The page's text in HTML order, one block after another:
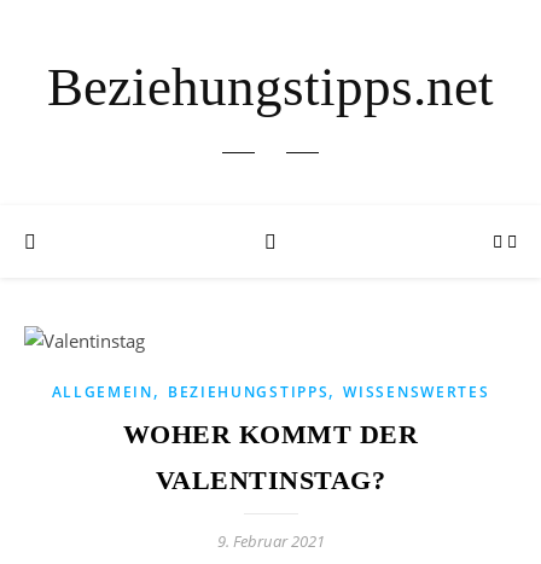
Beziehungstipps.net
ALLGEMEIN, BEZIEHUNGSTIPPS,WISSENSWERTES
WOHER KOMMT DER
VALENTINSTAG?
9. Februar 2021